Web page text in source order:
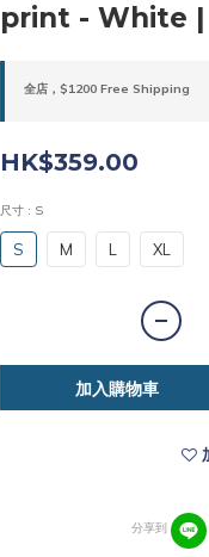
print - White |
全店，$1200 Free Shipping
HK$359.00
尺寸 : S
S M L XL
加入購物車
分享到